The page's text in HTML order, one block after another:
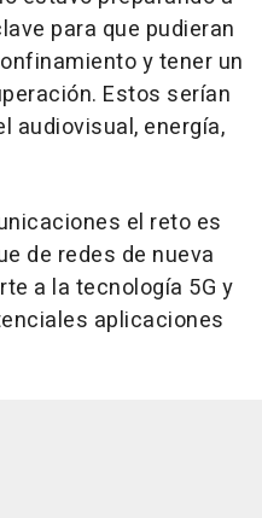
para que pudieran
y tener un
Estos serían
audiovisual, energía,
el reto es
de redes de nueva
a la tecnología 5G y
aplicaciones